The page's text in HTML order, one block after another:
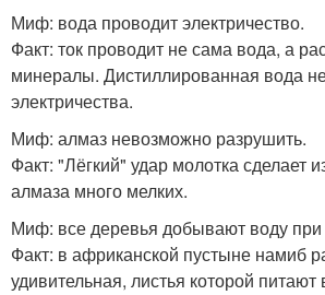
Миф: вода проводит электричество.
Факт: ток проводит не сама вода, а
минералы. Дистиллированная вода
электричества.
Миф: алмаз невозможно разрушить.
Факт: "Лёгкий" удар молотка сделает
алмаза много мелких.
Миф: все деревья добывают воду
Факт: в африканской пустыне намиб
удивительная, листья которой питают